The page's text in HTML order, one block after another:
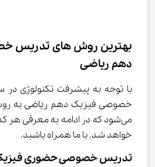
بهترین روش های تدریس
دهم ریاضی
می‌شود که در ادامه به معرفی هر
خواهد شد. با ما همراه باشید.
تدریس خصوصی حضوری